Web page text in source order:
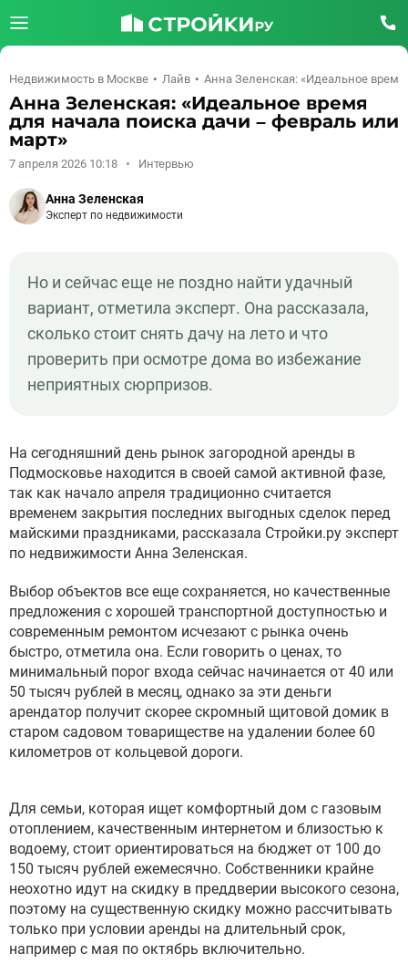
Недвижимость в Москве Лайв Анна Зеленская: «Идеальное
Анна Зеленская: «Идеальное время
для начала поиска дачи – февраль или
март»
7 апреля 2026 10:18 Интервью
Анна Зеленская
Эксперт по недвижимости
Но и сейчас еще не поздно найти удачный
вариант, отметила эксперт. Она рассказала,
сколько стоит снять дачу на лето и что
проверить при осмотре дома во избежание
неприятных сюрпризов.
На сегодняшний день рынок загородной аренды в
Подмосковье находится в своей самой активной фазе,
так как начало апреля традиционно считается
временем закрытия последних выгодных сделок перед
майскими праздниками, рассказала Стройки.ру эксперт
по недвижимости Анна Зеленская.
Выбор объектов все еще сохраняется, но качественные
предложения с хорошей транспортной доступностью и
современным ремонтом исчезают с рынка очень
быстро, отметила она. Если говорить о ценах, то
минимальный порог входа сейчас начинается от 40 или
50 тысяч рублей в месяц, однако за эти деньги
арендатор получит скорее скромный щитовой домик в
старом садовом товариществе на удалении более 60
километров от кольцевой дороги.
Для семьи, которая ищет комфортный дом с газовым
отоплением, качественным интернетом и близостью к
водоему, стоит ориентироваться на бюджет от 100 до
150 тысяч рублей ежемесячно. Собственники крайне
неохотно идут на скидку в преддверии высокого сезона,
поэтому на существенную скидку можно рассчитывать
только при условии аренды на длительный срок,
например с мая по октябрь включительно.